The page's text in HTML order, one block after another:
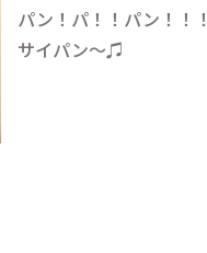
パン！パ！！パン！！！
サイパン〜♫